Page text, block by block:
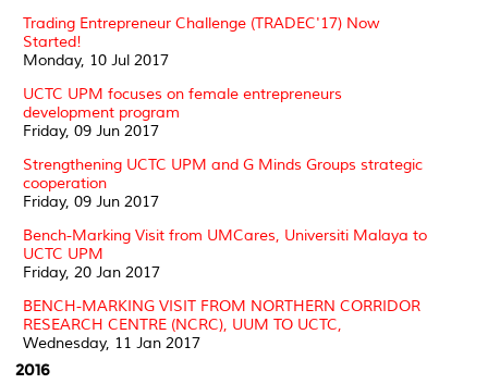
Trading Entrepreneur Challenge (TRADEC'17) Now
Started!
Monday, 10 Jul 2017
UCTC UPM focuses on female entrepreneurs
development program
Friday, 09 Jun 2017
Strengthening UCTC UPM and G Minds Groups strategic
cooperation
Friday, 09 Jun 2017
Bench-Marking Visit from UMCares, Universiti Malaya to
UCTC UPM
Friday, 20 Jan 2017
BENCH-MARKING VISIT FROM NORTHERN CORRIDOR
RESEARCH CENTRE (NCRC), UUM TO UCTC,
Wednesday, 11 Jan 2017
2016